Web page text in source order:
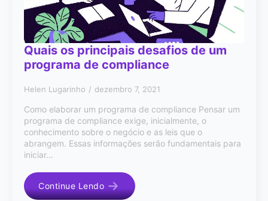
Quais os principais desafios de um
programa de compliance
Helen Lugarinho dezembro 7, 2021
Como elaborar um programa de compliance Pensar um
programa de compliance exige, inicialmente, o
conhecimento sobre o negócio e as leis que o
abrangem. Essas informações serão fundamentais para
iniciar…
Continue Lendo